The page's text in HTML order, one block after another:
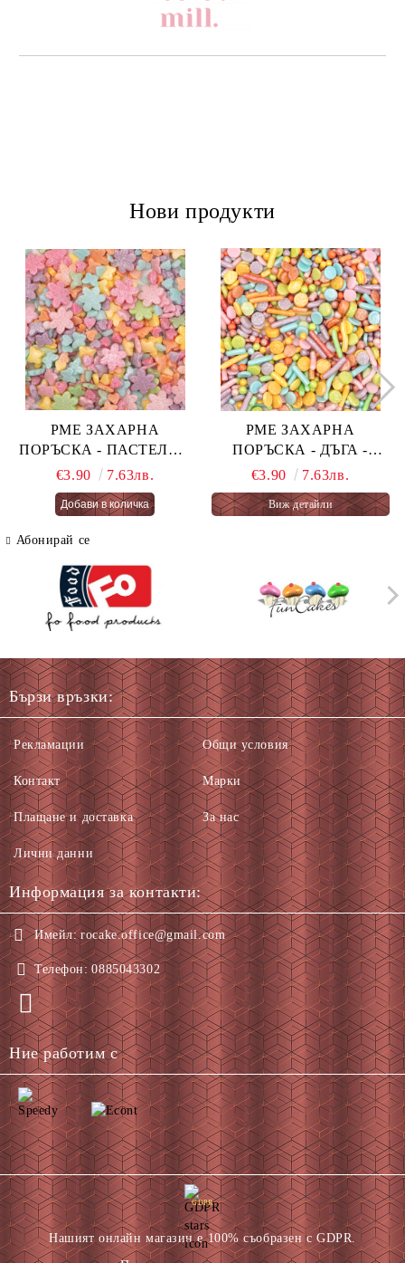
Нови продукти
PME ЗАХАРНА
ПОРЪСКА - ПАСТЕЛНА
ОГНЕНА ТОРТА -
PASTEL FAIRY CAKES
66 гр.
€3.90 7.63лв.
PME ЗАХАРНА
ПОРЪСКА - ДЪГА -
€3.90 7.63лв.
Виж детайли
Абонирай се
Бързи връзки:
Рекламации
Контакт
Плащане и доставка
Лични данни
Общи условия
Марки
За нас
Информация за контакти:
Имейл: rocake.office@gmail.com
Телефон: 0885043302
Ние работим с
GDPR
Нашият онлайн магазин е 100% съобразен с GDPR.